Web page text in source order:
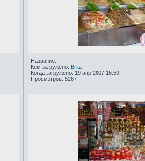
Название:
Кем загружено: Brita
Когда загружено: 19 апр 2007 16:59
Просмотров: 5267